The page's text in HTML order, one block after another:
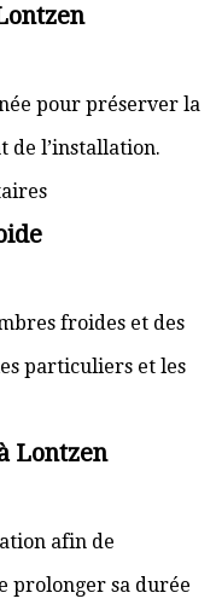
pour préserver la
de l’installation.
froides et des
particuliers et les
Lontzen
afin de
prolonger sa durée